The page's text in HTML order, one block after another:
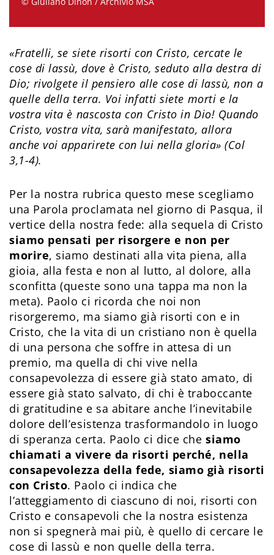
«Fratelli, se siete risorti con Cristo, cercate le
cose di lassù, dove è Cristo, seduto alla destra di
Dio; rivolgete il pensiero alle cose di lassù, non a
quelle della terra. Voi infatti siete morti e la
vostra vita è nascosta con Cristo in Dio! Quando
Cristo, vostra vita, sarà manifestato, allora
anche voi apparirete con lui nella gloria» (Col
3,1-4).
Per la nostra rubrica questo mese scegliamo
una Parola proclamata nel giorno di Pasqua, il
vertice della nostra fede: alla sequela di Cristo
siamo pensati per risorgere e non per
morire, siamo destinati alla vita piena, alla
gioia, alla festa e non al lutto, al dolore, alla
sconfitta (queste sono una tappa ma non la
meta). Paolo ci ricorda che noi non
risorgeremo, ma siamo già risorti con e in
Cristo, che la vita di un cristiano non è quella
di una persona che soffre in attesa di un
premio, ma quella di chi vive nella
consapevolezza di essere già stato amato, di
essere già stato salvato, di chi è traboccante
di gratitudine e sa abitare anche l’inevitabile
dolore dell’esistenza trasformandolo in luogo
di speranza certa. Paolo ci dice che siamo
chiamati a vivere da risorti perché, nella
consapevolezza della fede, siamo già risorti
con Cristo. Paolo ci indica che
l’atteggiamento di ciascuno di noi, risorti con
Cristo e consapevoli che la nostra esistenza
non si spegnerà mai più, è quello di cercare le
cose di lassù e non quelle della terra.